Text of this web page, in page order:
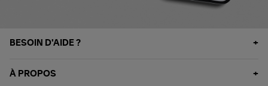
BESOIN D'AIDE ?
À PROPOS